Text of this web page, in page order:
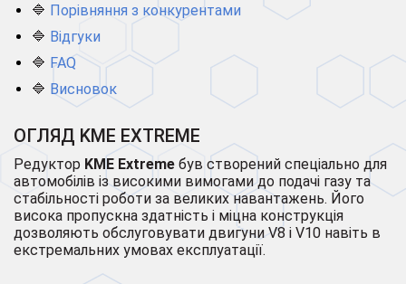
🔷 Порівняння з конкурентами
🔷 Відгуки
🔷 FAQ
🔷 Висновок
ОГЛЯД KME EXTREME
Редуктор KME Extreme був створений спеціально для
автомобілів із високими вимогами до подачі газу та
стабільності роботи за великих навантажень. Його
висока пропускна здатність і міцна конструкція
дозволяють обслуговувати двигуни V8 і V10 навіть в
екстремальних умовах експлуатації.